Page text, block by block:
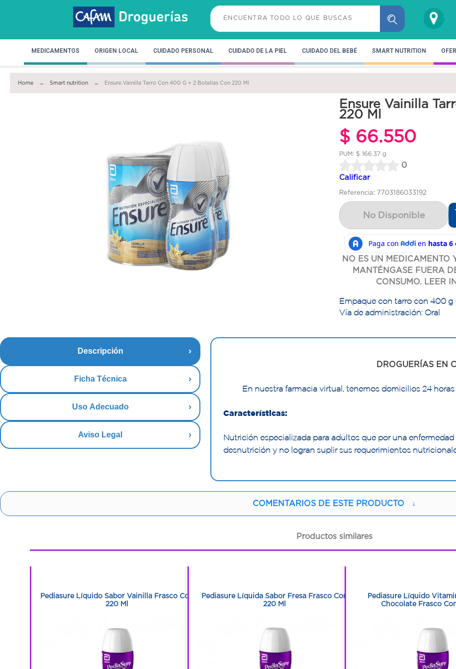
MEDICAMENTOS ORIGEN LOCAL CUIDADO PERSONAL CUIDADO DE LA PIEL CUIDADO DEL BEBÉ SMART NUTRITION
Home Smart nutrition Ensure Vainilla Tarro Con 400 G + 2 Botellas Con 220 Ml
Ensure Vainilla
220 Ml
$ 66.550
PUM: $ 166.37 g
0
Calificar
Referencia: 7703186033192
No Disponible
NO ES UN MEDICAMENTO
MANTÉNGASE FUERA
CONSUMO. LEER
Empaque con tarro con 400 g
Vía de administración: Oral
Descripción
Ficha Técnica
Uso Adecuado
Aviso Legal
DROGUERÍAS EN
En nuestra farmacia virtual, tenemos domicilios 24
Características:
Nutrición especializada para adultos que por una
desnutrición y no logran suplir sus requerimientos
COMENTARIOS DE ESTE PRODUCTO ↓
Productos similares
Pediasure Líquido Sabor Vainilla Frasco Con
220 Ml
Pediasure Líquida Sabor Fresa Frasco Con
220 Ml
Pediasure Líquido
Chocolate Frasco